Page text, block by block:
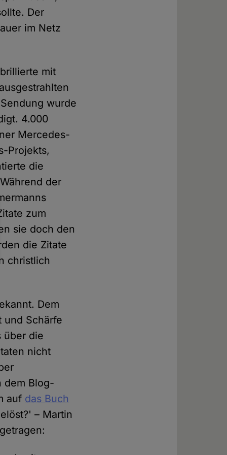
Der
im Netz
mit
wurde
4.000
Mercedes-
Projekts,
die
der
zum
sie doch den
die Zitate
christlich
Dem
und Schärfe
über die
nicht
dem Blog-
auf das Buch
– Martin